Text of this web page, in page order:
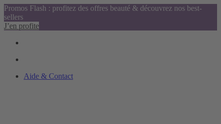
Promos Flash : profitez des offres beauté & découvrez nos best-
sellers
J’en profite
Aide & Contact